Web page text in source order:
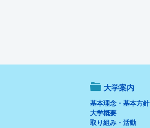
大学案内
基本理念・基本方針
大学概要
取り組み・活動